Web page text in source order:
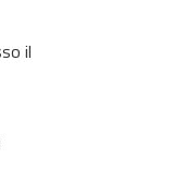
il